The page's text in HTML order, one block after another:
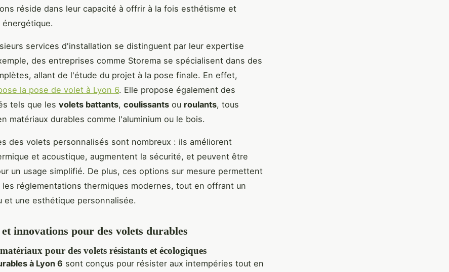
réside dans leur capacité à offrir à la fois esthétisme et
services d'installation se distinguent par leur expertise
des entreprises comme Storema se spécialisent dans des
allant de l'étude du projet à la pose finale. En effet,
la pose de volet à Lyon 6. Elle propose également des
tels que les volets battants, coulissants ou roulants, tous
matériaux durables comme l'aluminium ou le bois.
des volets personnalisés sont nombreux : ils améliorent
et acoustique, augmentent la sécurité, et peuvent être
un usage simplifié. De plus, ces options sur mesure permettent
réglementations thermiques modernes, tout en offrant un
et une esthétique personnalisée.
innovations pour des volets durables
pour des volets résistants et écologiques
à Lyon 6 sont conçus pour résister aux intempéries tout en